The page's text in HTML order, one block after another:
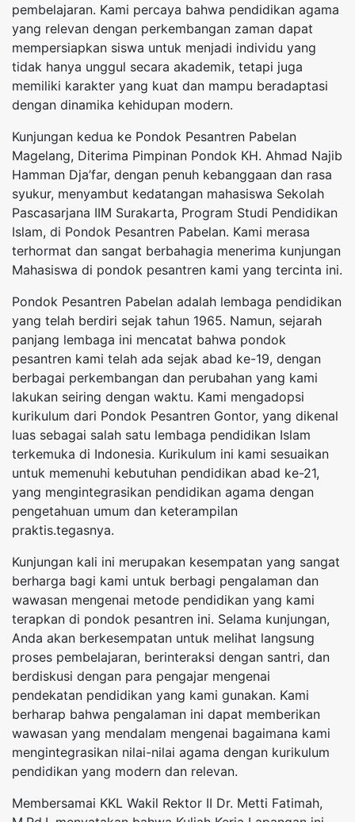
pembelajaran. Kami percaya bahwa pendidikan agama
yang relevan dengan perkembangan zaman dapat
mempersiapkan siswa untuk menjadi individu yang
tidak hanya unggul secara akademik, tetapi juga
memiliki karakter yang kuat dan mampu beradaptasi
dengan dinamika kehidupan modern.
Kunjungan kedua ke Pondok Pesantren Pabelan
Magelang, Diterima Pimpinan Pondok KH. Ahmad Najib
Hamman Dja’far, dengan penuh kebanggaan dan rasa
syukur, menyambut kedatangan mahasiswa Sekolah
Pascasarjana IIM Surakarta, Program Studi Pendidikan
Islam, di Pondok Pesantren Pabelan. Kami merasa
terhormat dan sangat berbahagia menerima kunjungan
Mahasiswa di pondok pesantren kami yang tercinta ini.
Pondok Pesantren Pabelan adalah lembaga pendidikan
yang telah berdiri sejak tahun 1965. Namun, sejarah
panjang lembaga ini mencatat bahwa pondok
pesantren kami telah ada sejak abad ke-19, dengan
berbagai perkembangan dan perubahan yang kami
lakukan seiring dengan waktu. Kami mengadopsi
kurikulum dari Pondok Pesantren Gontor, yang dikenal
luas sebagai salah satu lembaga pendidikan Islam
terkemuka di Indonesia. Kurikulum ini kami sesuaikan
untuk memenuhi kebutuhan pendidikan abad ke-21,
yang mengintegrasikan pendidikan agama dengan
pengetahuan umum dan keterampilan
praktis.tegasnya.
Kunjungan kali ini merupakan kesempatan yang sangat
berharga bagi kami untuk berbagi pengalaman dan
wawasan mengenai metode pendidikan yang kami
terapkan di pondok pesantren ini. Selama kunjungan,
Anda akan berkesempatan untuk melihat langsung
proses pembelajaran, berinteraksi dengan santri, dan
berdiskusi dengan para pengajar mengenai
pendekatan pendidikan yang kami gunakan. Kami
berharap bahwa pengalaman ini dapat memberikan
wawasan yang mendalam mengenai bagaimana kami
mengintegrasikan nilai-nilai agama dengan kurikulum
pendidikan yang modern dan relevan.
Membersamai KKL Wakil Rektor II Dr. Metti Fatimah,